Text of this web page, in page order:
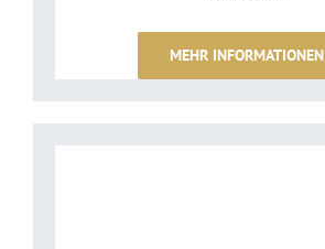
MEHR INFORMATIONEN